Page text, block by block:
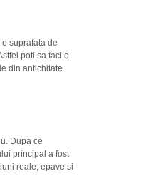
suprafata de
poti sa faci o
din antichitate
Dupa ce
principal a fost
reale, epave si